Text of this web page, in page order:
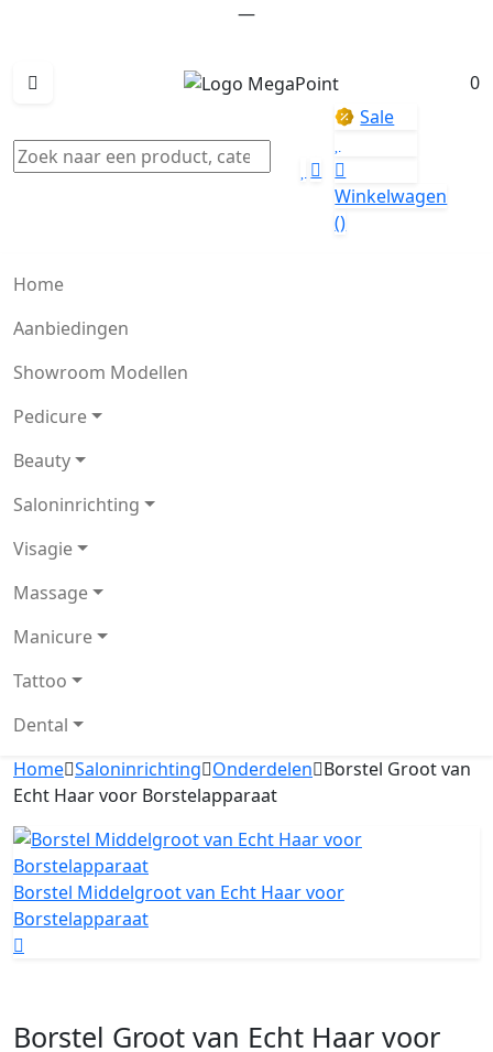
—
0
Sale
Winkelwagen
()
Home
Aanbiedingen
Showroom Modellen
Pedicure
Beauty
Saloninrichting
Visagie
Massage
Manicure
Tattoo
Dental
Home Saloninrichting Onderdelen Borstel Groot van
Echt Haar voor Borstelapparaat
Borstel Middelgroot van Echt Haar voor
Borstelapparaat
Borstel Groot van Echt Haar voor